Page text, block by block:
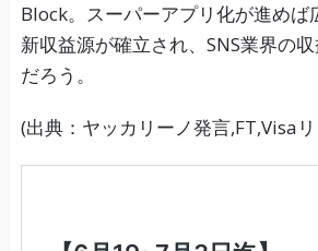
Block。スーパーアプリ化が進めば
新収益源が確立され、SNS業界の
だろう。
(出典：ヤッカリーノ発言,FT,Visa